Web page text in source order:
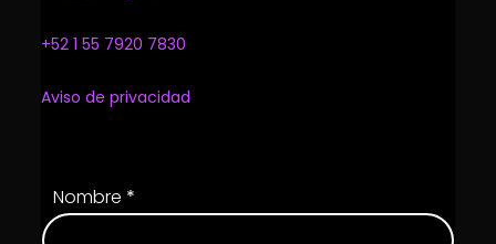
+52 1 55 7920 7830
Aviso de privacidad
Nombre *